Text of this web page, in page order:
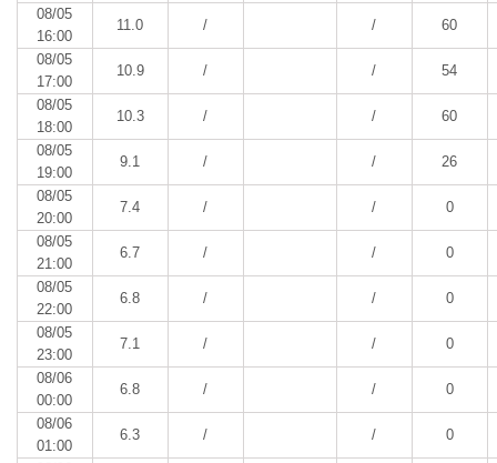
08/05
16:00
11.0 / / 60
08/05
17:00
10.9 / / 54
08/05
18:00
10.3 / / 60
08/05
19:00
9.1 / / 26
08/05
20:00
7.4 / / 0
08/05
21:00
6.7 / / 0
08/05
22:00
6.8 / / 0
08/05
23:00
7.1 / / 0
08/06
00:00
6.8 / / 0
08/06
01:00
6.3 / / 0